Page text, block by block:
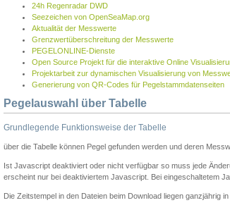
24h Regenradar DWD
Seezeichen von OpenSeaMap.org
Aktualität der Messwerte
Grenzwertüberschreitung der Messwerte
PEGELONLINE-Dienste
Open Source Projekt für die interaktive Online
Projektarbeit zur dynamischen Visualisierung von
Generierung von QR-Codes für Pegelstammdatenseiten
Pegelauswahl über Tabelle
Grundlegende Funktionsweise der Tabelle
über die Tabelle können Pegel gefunden werden und deren
Ist Javascript deaktiviert oder nicht verfügbar so muss jede
erscheint nur bei deaktiviertem Javascript. Bei eingeschaltetem
Die Zeitstempel in den Dateien beim Download liegen ganzjährig